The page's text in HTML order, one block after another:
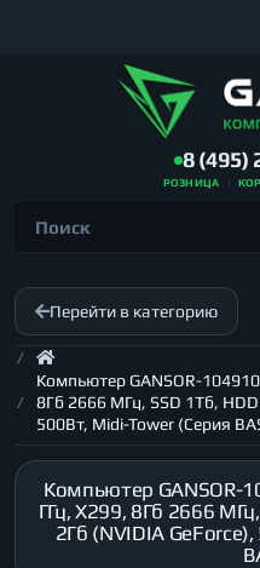
8 (495)
РОЗНИЦА
Перейти в категорию
Компьютер GANSOR-
8Гб 2666 МГц, SSD 1Тб,
500Вт, Midi-Tower (Серия
Компьютер GANSOR-
ГГц, X299, 8Гб 2666
2Гб (NVIDIA